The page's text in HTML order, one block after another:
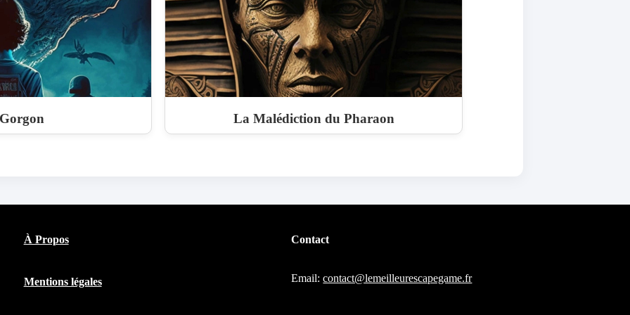
La Malédiction du Pharaon
À Propos
Mentions légales
Contact
Email:contact@lemeilleurescapegame.fr